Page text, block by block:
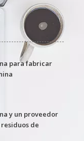
para fabricar
y un proveedor
de